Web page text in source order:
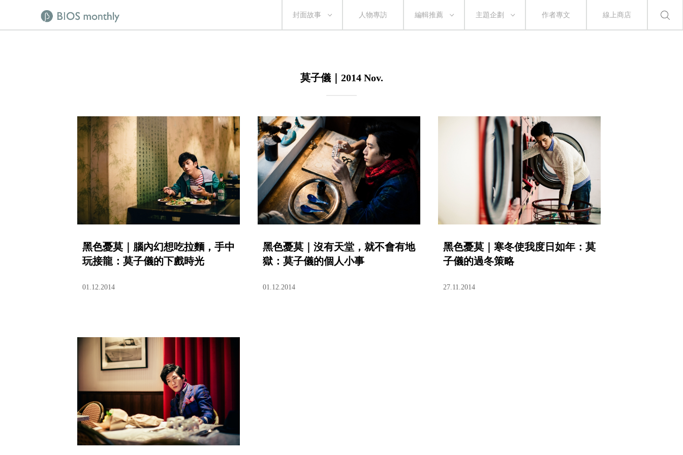
封面故事 人物專訪 編輯推薦 主題企劃 作者專文 線上商店
莫子儀｜2014 Nov.
黑色憂莫｜腦內幻想吃拉麵，手中
玩接龍：莫子儀的下戲時光
01.12.2014
黑色憂莫｜沒有天堂，就不會有地
獄：莫子儀的個人小事
01.12.2014
黑色憂莫｜寒冬使我度日如年：莫
子儀的過冬策略
27.11.2014